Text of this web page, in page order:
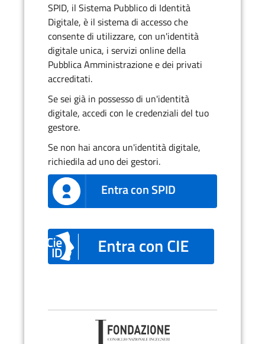
SPID, il Sistema Pubblico di Identità
Digitale, è il sistema di accesso che
consente di utilizzare, con un'identità
digitale unica, i servizi online della
Pubblica Amministrazione e dei privati
accreditati.
Se sei già in possesso di un'identità
digitale, accedi con le credenziali del tuo
gestore.
Se non hai ancora un'identità digitale,
richiedila ad uno dei gestori.
Entra con SPID